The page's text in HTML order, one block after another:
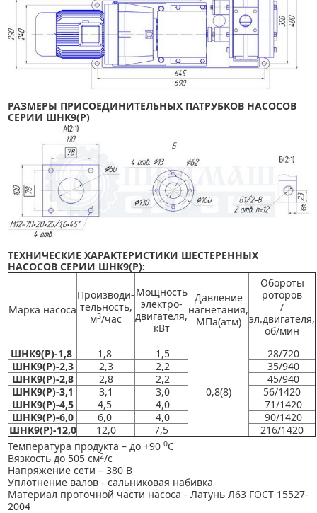
РАЗМЕРЫ ПРИСОЕДИНИТЕЛЬНЫХ ПАТРУБКОВ НАСОСОВ
СЕРИИ ШНК9(Р)
ТЕХНИЧЕСКИЕ ХАРАКТЕРИСТИКИ ШЕСТЕРЕННЫХ
НАСОСОВ СЕРИИ ШНК9(Р):
Марка насоса
Производи-
тельность,
м3/час
Мощность
электро-
двигателя,
кВт
Давление
нагнетания,
МПа(атм)
Обороты
роторов
/
эл.двигателя,
об/мин
ШНК9(Р)-1,8
1,8 1,5
0,8(8)
28/720
ШНК9(Р)-2,3
2,3 2,2
35/940
ШНК9(Р)-2,8
2,8 2,2
45/940
ШНК9(Р)-3,1
3,1 3,0
56/1420
ШНК9(Р)-4,5
4,5 4,0
71/1420
ШНК9(Р)-6,0
6,0 4,0
90/1420
ШНК9(Р)-12,0
12,0 7,5
216/1420
Температура продукта – до +90 0С
Вязкость до 505 см2/с
Напряжение сети – 380 В
Уплотнение валов - сальниковая набивка
Материал проточной части насоса - Латунь Л63 ГОСТ 15527-
2004